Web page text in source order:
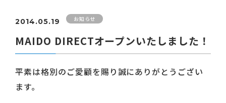
2014.05.19 お知らせ
MAIDO DIRECTオープンいたしました！
平素は格別のご愛顧を賜り誠にありがとうござい
ます。